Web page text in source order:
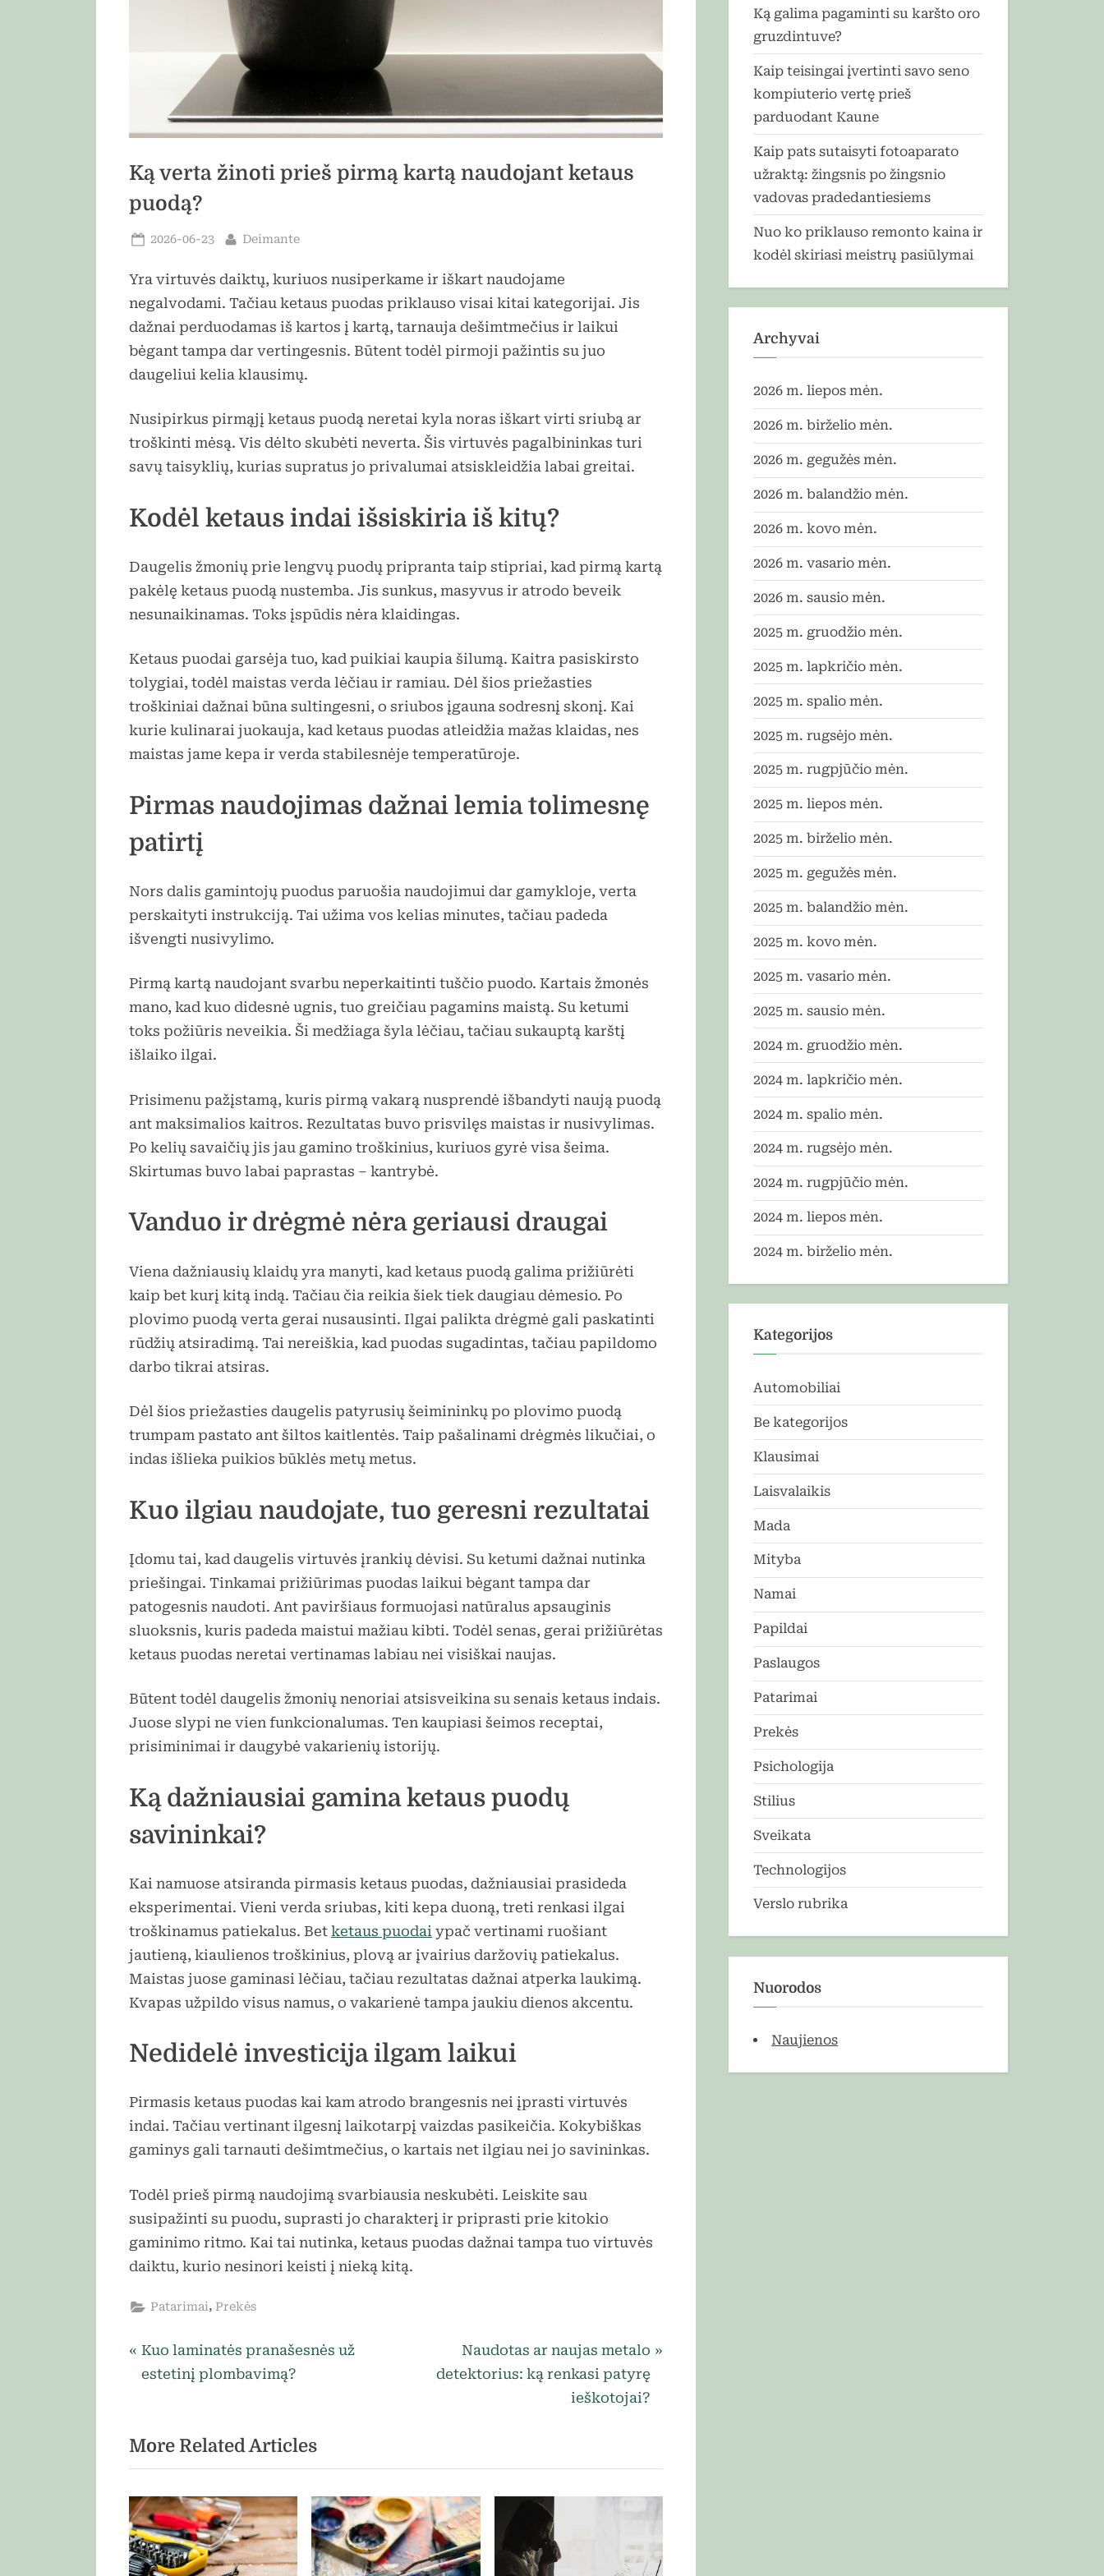
Ką verta žinoti prieš pirmą kartą naudojant ketaus
puodą?
Posted
2026-06-23 By
Deimante
Yra virtuvės daiktų, kuriuos nusiperkame ir iškart naudojame
negalvodami. Tačiau ketaus puodas priklauso visai kitai kategorijai. Jis
dažnai perduodamas iš kartos į kartą, tarnauja dešimtmečius ir laikui
bėgant tampa dar vertingesnis. Būtent todėl pirmoji pažintis su juo
daugeliui kelia klausimų.
Nusipirkus pirmąjį ketaus puodą neretai kyla noras iškart virti sriubą ar
troškinti mėsą. Vis dėlto skubėti neverta. Šis virtuvės pagalbininkas turi
savų taisyklių, kurias supratus jo privalumai atsiskleidžia labai greitai.
Kodėl ketaus indai išsiskiria iš kitų?
Daugelis žmonių prie lengvų puodų pripranta taip stipriai, kad pirmą kartą
pakėlę ketaus puodą nustemba. Jis sunkus, masyvus ir atrodo beveik
nesunaikinamas. Toks įspūdis nėra klaidingas.
Ketaus puodai garsėja tuo, kad puikiai kaupia šilumą. Kaitra pasiskirsto
tolygiai, todėl maistas verda lėčiau ir ramiau. Dėl šios priežasties
troškiniai dažnai būna sultingesni, o sriubos įgauna sodresnį skonį. Kai
kurie kulinarai juokauja, kad ketaus puodas atleidžia mažas klaidas, nes
maistas jame kepa ir verda stabilesnėje temperatūroje.
Pirmas naudojimas dažnai lemia tolimesnę
patirtį
Nors dalis gamintojų puodus paruošia naudojimui dar gamykloje, verta
perskaityti instrukciją. Tai užima vos kelias minutes, tačiau padeda
išvengti nusivylimo.
Pirmą kartą naudojant svarbu neperkaitinti tuščio puodo. Kartais žmonės
mano, kad kuo didesnė ugnis, tuo greičiau pagamins maistą. Su ketumi
toks požiūris neveikia. Ši medžiaga šyla lėčiau, tačiau sukauptą karštį
išlaiko ilgai.
Prisimenu pažįstamą, kuris pirmą vakarą nusprendė išbandyti naują puodą
ant maksimalios kaitros. Rezultatas buvo prisvilęs maistas ir nusivylimas.
Po kelių savaičių jis jau gamino troškinius, kuriuos gyrė visa šeima.
Skirtumas buvo labai paprastas – kantrybė.
Vanduo ir drėgmė nėra geriausi draugai
Viena dažniausių klaidų yra manyti, kad ketaus puodą galima prižiūrėti
kaip bet kurį kitą indą. Tačiau čia reikia šiek tiek daugiau dėmesio. Po
plovimo puodą verta gerai nusausinti. Ilgai palikta drėgmė gali paskatinti
rūdžių atsiradimą. Tai nereiškia, kad puodas sugadintas, tačiau papildomo
darbo tikrai atsiras.
Dėl šios priežasties daugelis patyrusių šeimininkų po plovimo puodą
trumpam pastato ant šiltos kaitlentės. Taip pašalinami drėgmės likučiai, o
indas išlieka puikios būklės metų metus.
Kuo ilgiau naudojate, tuo geresni rezultatai
Įdomu tai, kad daugelis virtuvės įrankių dėvisi. Su ketumi dažnai nutinka
priešingai. Tinkamai prižiūrimas puodas laikui bėgant tampa dar
patogesnis naudoti. Ant paviršiaus formuojasi natūralus apsauginis
sluoksnis, kuris padeda maistui mažiau kibti. Todėl senas, gerai prižiūrėtas
ketaus puodas neretai vertinamas labiau nei visiškai naujas.
Būtent todėl daugelis žmonių nenoriai atsisveikina su senais ketaus indais.
Juose slypi ne vien funkcionalumas. Ten kaupiasi šeimos receptai,
prisiminimai ir daugybė vakarienių istorijų.
Ką dažniausiai gamina ketaus puodų
savininkai?
Kai namuose atsiranda pirmasis ketaus puodas, dažniausiai prasideda
eksperimentai. Vieni verda sriubas, kiti kepa duoną, treti renkasi ilgai
troškinamus patiekalus. Bet ketaus puodai ypač vertinami ruošiant
jautieną, kiaulienos troškinius, plovą ar įvairius daržovių patiekalus.
Maistas juose gaminasi lėčiau, tačiau rezultatas dažnai atperka laukimą.
Kvapas užpildo visus namus, o vakarienė tampa jaukiu dienos akcentu.
Nedidelė investicija ilgam laikui
Pirmasis ketaus puodas kai kam atrodo brangesnis nei įprasti virtuvės
indai. Tačiau vertinant ilgesnį laikotarpį vaizdas pasikeičia. Kokybiškas
gaminys gali tarnauti dešimtmečius, o kartais net ilgiau nei jo savininkas.
Todėl prieš pirmą naudojimą svarbiausia neskubėti. Leiskite sau
susipažinti su puodu, suprasti jo charakterį ir priprasti prie kitokio
gaminimo ritmo. Kai tai nutinka, ketaus puodas dažnai tampa tuo virtuvės
daiktu, kurio nesinori keisti į nieką kitą.
Patarimai, Prekės
Navigacija
P
r
i
o
s
P
o
Kuo laminatės pranašesnės už
estetinį plombavimą?
N
e
o
t
:
Naudotas ar naujas metalo
detektorius: ką renkasi patyrę
ieškotojai?
More Related Articles
Ką galima pagaminti su karšto oro
gruzdintuve?
Kaip teisingai įvertinti savo seno
kompiuterio vertę prieš
parduodant Kaune
Kaip pats sutaisyti fotoaparato
užraktą: žingsnis po žingsnio
vadovas pradedantiesiems
Nuo ko priklauso remonto kaina ir
kodėl skiriasi meistrų pasiūlymai
Archyvai
2026 m. liepos mėn.
2026 m. birželio mėn.
2026 m. gegužės mėn.
2026 m. balandžio mėn.
2026 m. kovo mėn.
2026 m. vasario mėn.
2026 m. sausio mėn.
2025 m. gruodžio mėn.
2025 m. lapkričio mėn.
2025 m. spalio mėn.
2025 m. rugsėjo mėn.
2025 m. rugpjūčio mėn.
2025 m. liepos mėn.
2025 m. birželio mėn.
2025 m. gegužės mėn.
2025 m. balandžio mėn.
2025 m. kovo mėn.
2025 m. vasario mėn.
2025 m. sausio mėn.
2024 m. gruodžio mėn.
2024 m. lapkričio mėn.
2024 m. spalio mėn.
2024 m. rugsėjo mėn.
2024 m. rugpjūčio mėn.
2024 m. liepos mėn.
2024 m. birželio mėn.
Kategorijos
Automobiliai
Be kategorijos
Klausimai
Laisvalaikis
Mada
Mityba
Namai
Papildai
Paslaugos
Patarimai
Prekės
Psichologija
Stilius
Sveikata
Technologijos
Verslo rubrika
Nuorodos
Naujienos